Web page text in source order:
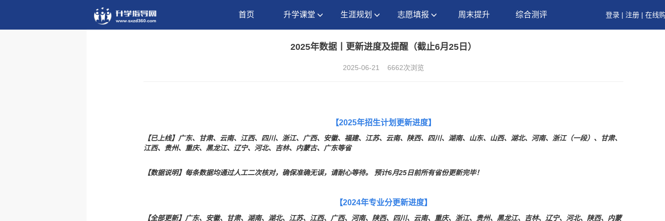
首页 升学课堂 生涯规划 志愿填报 周末提升 综合测评 登录 | 注册 | 在线
2025年数据丨更新进度及提醒（截止6月25日）
2025-06-21 6662次浏览
【2025年招生计划 更新进度】
【已上线】广东、甘肃、云南、江西、四川、浙江、广西、安徽、福建、江苏、云南、陕西、四川、湖南、山东、山西、湖北、河南、浙江（一段）、甘肃、
江西、贵州、重庆、黑龙江、辽宁、河北、吉林、内蒙古、广东等省
【数据说明】每条数据均通过人工二次核对，确保准确无误，请耐心等待。 预计6月25日前所有省份更新完毕！
【2024年专业分更新进度】
【全部更新】广东、安徽、甘肃、湖南、湖北、江苏、江西、广西、河南、陕西、四川、云南、重庆、浙江、贵州、黑龙江、吉林、辽宁、河北、陕西、内蒙